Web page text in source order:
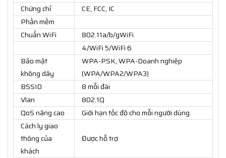
Chứng chỉ
CE, FCC, IC
Phần mềm
Chuẩn WiFi
802.11a/b/gWiFi
4/WiFi 5/WiFi 6
Bảo mật
không dây
WPA-PSK, WPA-Doanh nghiệp
(WPA/WPA2/WPA3)
BSSID
8 mỗi đài
Vlan
802.1Q
QoS nâng cao
Giới hạn tốc độ cho mỗi người dùng
Cách ly giao
thông của
khách
Được hỗ trợ